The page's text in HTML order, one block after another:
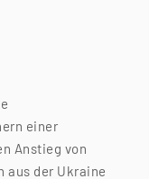
einer
Anstieg von
aus der Ukraine